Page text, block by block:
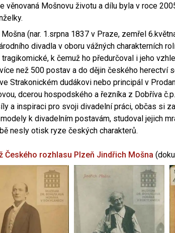
věnovaná Mošnovu životu a dílu byla v roce
(nar. 1.srpna 1837 v Praze, zemřel
divadla v oboru vážných charakterních
k čemuž ho předurčoval i jeho
než 500 postav a do dějin českého herectví
Strakonickém dudákovi nebo principál v
dcerou hospodského a řezníka z Dobříva
a inspiraci pro svoji divadelní práci, občas si
k divadelním postavám, studoval jejich
nesly otisk ryze českých charakterů.
Českého rozhlasu Plzeň Jindřich Mošna